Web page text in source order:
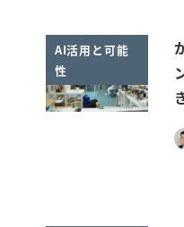
AI活用と可能
性